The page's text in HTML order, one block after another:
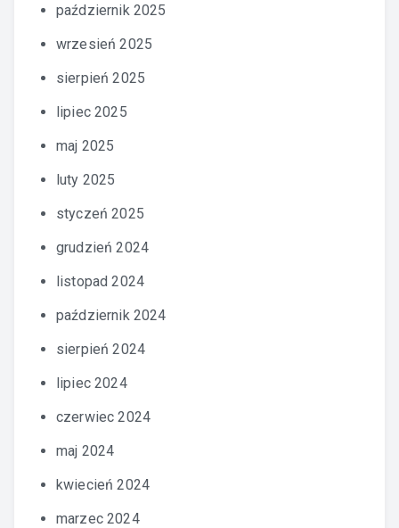
październik 2025
wrzesień 2025
sierpień 2025
lipiec 2025
maj 2025
luty 2025
styczeń 2025
grudzień 2024
listopad 2024
październik 2024
sierpień 2024
lipiec 2024
czerwiec 2024
maj 2024
kwiecień 2024
marzec 2024